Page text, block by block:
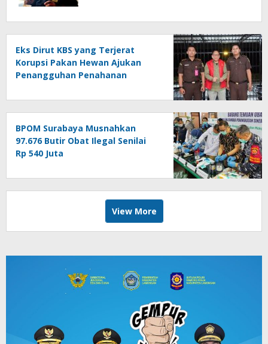
Eks Dirut KBS yang Terjerat
Korupsi Pakan Hewan Ajukan
Penangguhan Penahanan
BPOM Surabaya Musnahkan
97.676 Butir Obat Ilegal Senilai
Rp 540 Juta
View More